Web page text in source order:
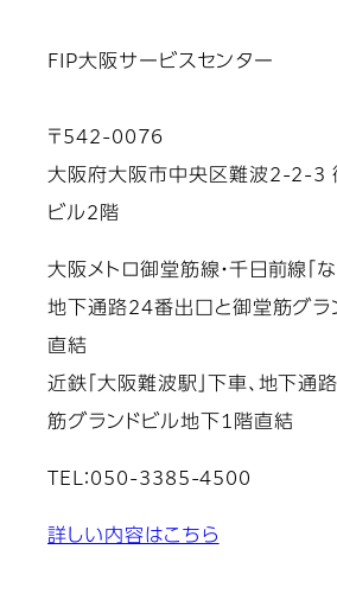
FIP大阪サービスセンター
〒542-0076
大阪府大阪市中央区難波2-2-3
ビル2階
大阪メトロ御堂筋線・千日前線「な
地下通路24番出口と御堂筋グラ
直結
近鉄「大阪難波駅」下車、地下通
筋グランドビル地下1階直結
TEL：050-3385-4500
詳しい内容はこちら